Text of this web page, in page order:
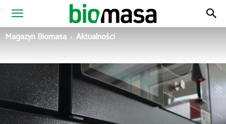
Magazyn
Magazyn Biomasa Aktualności